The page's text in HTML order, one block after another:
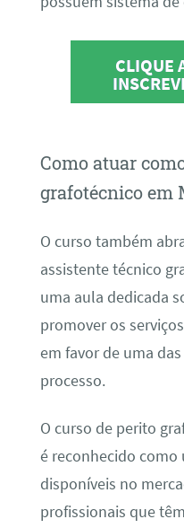
CLIQUE
Como atuar
grafotécnico em
O curso também
assistente técnico
uma aula dedicada
promover os
em favor de uma
processo.
O curso de perito
é reconhecido como
disponíveis no
profissionais que